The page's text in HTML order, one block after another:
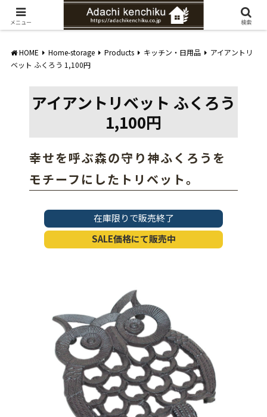
愛知県みよし市の工務店。自然素材を使ったナチュラルな家づくりをご提案
HOME Home-storage Products キッチン・日用品
アイアントリ
ベット ふくろう 1,100円
アイアントリベット ふくろう
1,100円
幸せを呼ぶ森の守り神ふくろうを
モチーフにしたトリベット。
在庫限りで販売終了
SALE価格にて販売中
メニュー 検索